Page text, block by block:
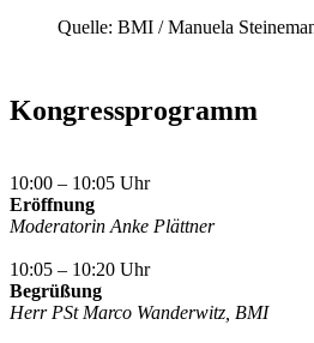
Quelle: BMI / Manuela
Kongressprogramm
10:00 – 10:05 Uhr
Eröffnung
Moderatorin Anke Plättner
10:05 – 10:20 Uhr
Begrüßung
Herr PSt Marco Wanderwitz, BMI